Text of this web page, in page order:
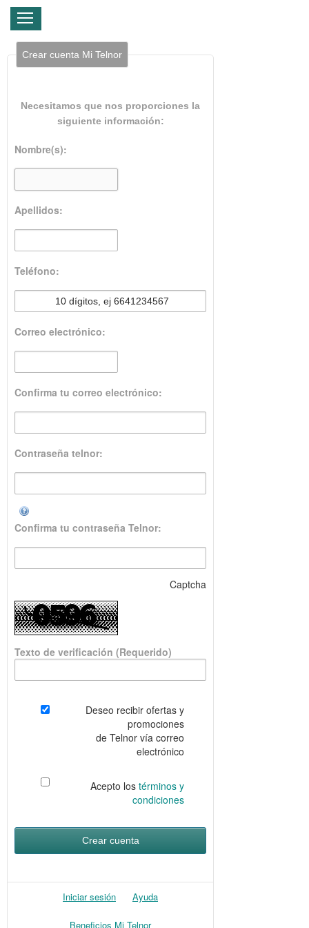
Mi Telnor
Cerrar Menu
Crear cuenta Mi Telnor
Necesitamos que nos proporciones la
siguiente información:
Nombre(s):
Apellidos:
Teléfono:
Correo electrónico:
Confirma tu correo electrónico:
Contraseña telnor:
Confirma tu contraseña Telnor:
Captcha
Texto de verificación (Requerido)
Deseo recibir ofertas y
promociones
de Telnor vía correo
electrónico
Acepto lostérminos y
condiciones
Iniciar sesión Ayuda
Beneficios Mi Telnor